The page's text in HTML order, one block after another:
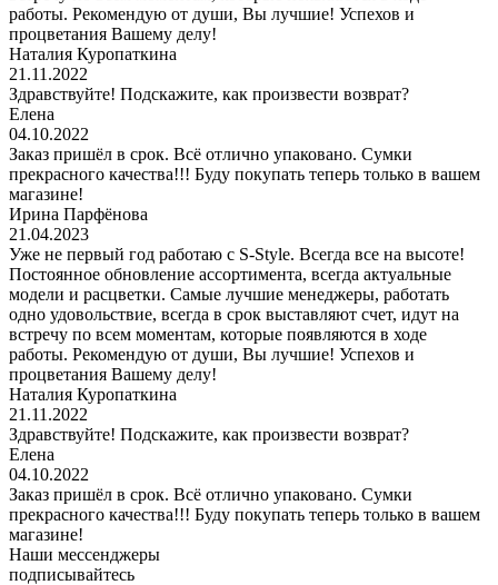
работы. Рекомендую от души, Вы лучшие! Успехов и
процветания Вашему делу!
Наталия Куропаткина
21.11.2022
Здравствуйте! Подскажите, как произвести возврат?
Елена
04.10.2022
Заказ пришёл в срок. Всё отлично упаковано. Сумки
прекрасного качества!!! Буду покупать теперь только в вашем
магазине!
Ирина Парфёнова
21.04.2023
Уже не первый год работаю с S-Style. Всегда все на высоте!
Постоянное обновление ассортимента, всегда актуальные
модели и расцветки. Самые лучшие менеджеры, работать
одно удовольствие, всегда в срок выставляют счет, идут на
встречу по всем моментам, которые появляются в ходе
работы. Рекомендую от души, Вы лучшие! Успехов и
процветания Вашему делу!
Наталия Куропаткина
21.11.2022
Здравствуйте! Подскажите, как произвести возврат?
Елена
04.10.2022
Заказ пришёл в срок. Всё отлично упаковано. Сумки
прекрасного качества!!! Буду покупать теперь только в вашем
магазине!
Наши мессенджеры
подписывайтесь